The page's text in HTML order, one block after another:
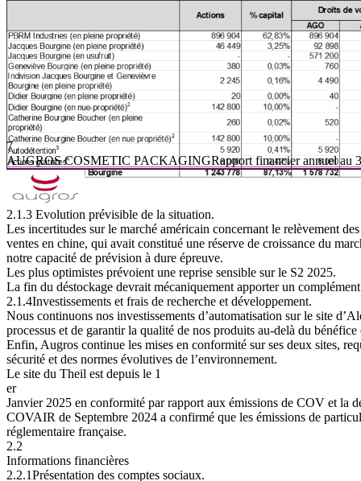
7
AUGROS COSMETIC PACKAGINGRapport financier annuel au
2.1.3 Evolution prévisible de la situation.
Les incertitudes sur le marché américain concernant le relèvement
ventes en chine, qui avait constitué une réserve de croissance du
notre capacité de prévision à dure épreuve.
Les plus optimistes prévoient une reprise sensible sur le S2 2025.
La fin du déstockage devrait mécaniquement apporter un
2.1.4Investissements et frais de recherche et développement.
Nous continuons nos investissements d’automatisation sur le site
processus et de garantir la qualité de nos produits au-delà du
Enfin, Augros continue les mises en conformité sur ses deux sites,
sécurité et des normes évolutives de l’environnement.
Le site du Theil est depuis le 1
er
Janvier 2025 en conformité par rapport aux émissions de COV et la
COVAIR de Septembre 2024 a confirmé que les émissions de
réglementaire française.
2.2
Informations financières
2.2.1Présentation des comptes sociaux.